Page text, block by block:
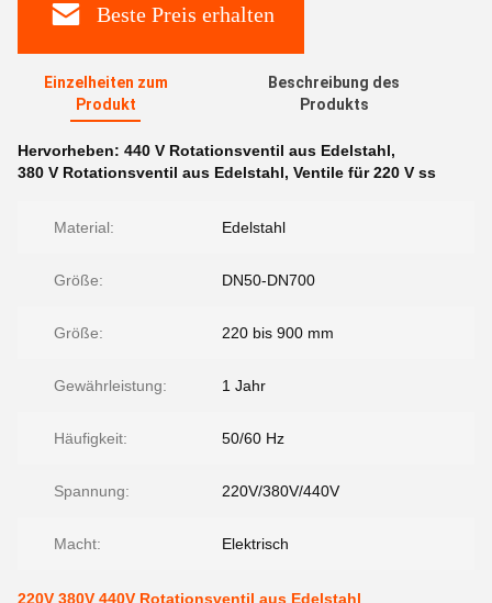
Beste Preis erhalten
Einzelheiten zum
Produkt
Beschreibung des
Produkts
Hervorheben: 440 V Rotationsventil aus Edelstahl,
380 V Rotationsventil aus Edelstahl, Ventile für 220 V ss
Material: Edelstahl
Größe: DN50-DN700
Größe: 220 bis 900 mm
Gewährleistung: 1 Jahr
Häufigkeit: 50/60 Hz
Spannung: 220V/380V/440V
Macht: Elektrisch
220V 380V 440V Rotationsventil aus Edelstahl